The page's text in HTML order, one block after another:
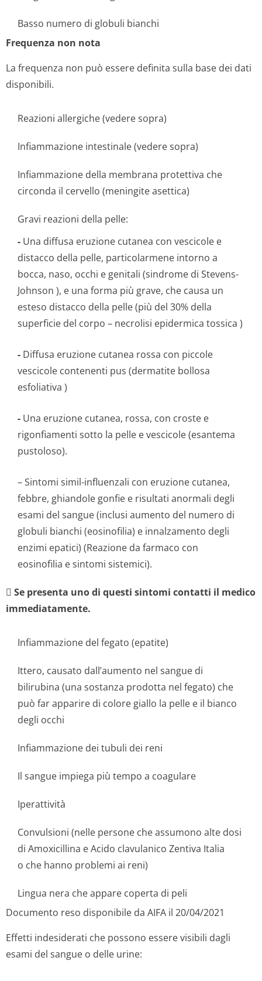
Basso numero di globuli bianchi
Frequenza non nota
La frequenza non può essere definita sulla base dei dati
disponibili.
Reazioni allergiche (vedere sopra)
Infiammazione intestinale (vedere sopra)
Infiammazione della membrana protettiva che
circonda il cervello (meningite asettica)
Gravi reazioni della pelle:
- Una diffusa eruzione cutanea con vescicole e
distacco della pelle, particolarmene intorno a
bocca, naso, occhi e genitali (sindrome di Stevens-
Johnson ), e una forma più grave, che causa un
esteso distacco della pelle (più del 30% della
superficie del corpo – necrolisi epidermica tossica )
- Diffusa eruzione cutanea rossa con piccole
vescicole contenenti pus (dermatite bollosa
esfoliativa )
- Una eruzione cutanea, rossa, con croste e
rigonfiamenti sotto la pelle e vescicole(esantema
pustoloso).
– Sintomi simil-influenzali con eruzione cutanea,
febbre, ghiandole gonfie e risultati anormali degli
esami del sangue (inclusi aumento del numero di
globuli bianchi (eosinofilia) e innalzamento degli
enzimi epatici) (Reazione da farmaco con
eosinofilia e sintomi sistemici).
 Se presenta uno di questi sintomi contatti il medico
immediatamente.
Infiammazione del fegato (epatite)
Ittero, causato dall’aumento nel sangue di
bilirubina (una sostanza prodotta nel fegato) che
può far apparire di colore giallo la pelle e il bianco
degli occhi
Infiammazione dei tubuli dei reni
Il sangue impiega più tempo a coagulare
Iperattività
Convulsioni (nelle persone che assumono alte dosi
di Amoxicillina e Acido clavulanico Zentiva Italia
o che hanno problemi ai reni)
Lingua nera che appare coperta di peli
Documento reso disponibile da AIFA il 20/04/2021
Effetti indesiderati che possono essere visibili dagli
esami del sangue o delle urine: